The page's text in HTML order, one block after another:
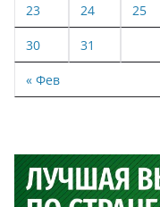
« Фев
23 24 25
30 31